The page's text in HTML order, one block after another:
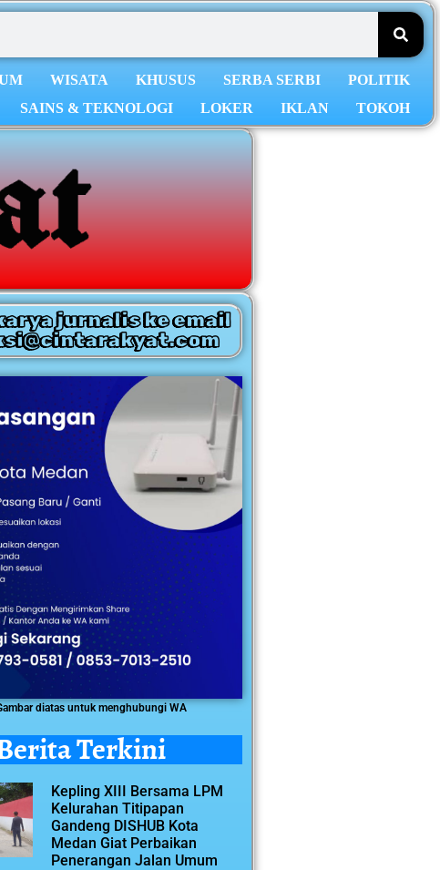
WISATA KHUSUS SERBA SERBI
POLITIK
SAINS & TEKNOLOGI LOKER IKLAN TOKOH
jurnalis ke email
diatas untuk menghubungi WA
Terkini
Kepling XIII Bersama LPM
Kelurahan Titipapan
Gandeng DISHUB Kota
Medan Giat Perbaikan
Penerangan Jalan Umum